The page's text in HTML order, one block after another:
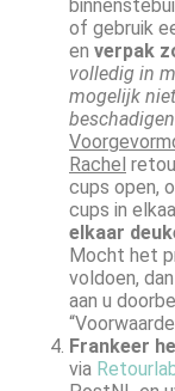
of gebruik
en verpak
volledig in
mogelijk
beschadigen.
Rachel
cups open,
cups in
elkaar
Mocht het
voldoen,
aan u
Frankeer
via